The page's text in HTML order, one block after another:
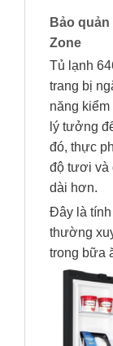
Bảo
Zone
Tủ lạnh
trang bị
năng
lý tưởng
đó, thực
độ tươi và
dài hơn.
Đây là
thường
trong bữa